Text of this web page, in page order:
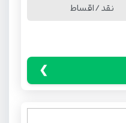
نقد / اقساط